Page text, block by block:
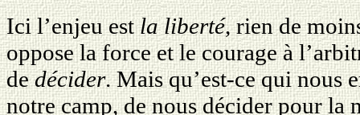
Ici l’enjeu estla liberté, rien de
oppose la force et le courage à
dedécider. Mais qu’est-ce qui nous
notre camp, de nous décider pour la